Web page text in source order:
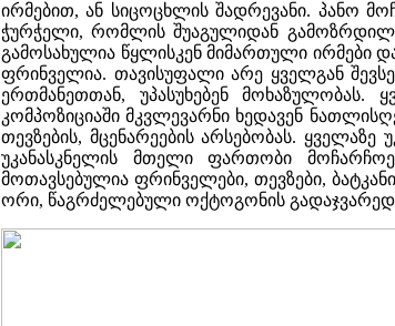
ირმებით, ან სიცოცხლის შადრევანი. პანო
ჭურჭელი, რომლის შუაგულიდან
გამოსახულია წყლისკენ მიმართული ირმები
ფრინველია. თავისუფალი არე ყველგან
ერთმანეთთან, უპასუხებენ
კომპოზიციაში მკვლევარნი ხედავენ
თევზების, მცენარეების არსებობას.
უკანასკნელის მთელი ფართობი
მოთავსებულია ფრინველები, თევზები,
ორი, წაგრძელებული ოქტოგონის